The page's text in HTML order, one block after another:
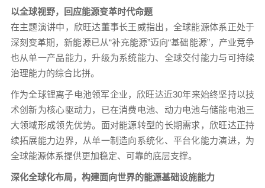
以全球视野，回应能源变革时代命题
在主题演讲中，欣旺达董事长王威指出，全球能源体系正处于
深刻变革期，新能源已从“补充能源”迈向“基础能源”，产业竞争
也从单一产品能力，升级为系统能力、全球交付能力与可持续
治理能力的综合比拼。
作为全球锂离子电池领军企业，欣旺达近30年来始终坚持以技
术创新为核心驱动力，已在消费电池、动力电池与储能电池三
大领域形成领先优势。面对能源转型的长期需求，欣旺达正持
续拓展能力边界，从单一制造向系统化、平台化能力演进，为
全球能源体系提供更加稳定、可靠的底层支撑。
深化全球化布局，构建面向世界的能源基础设施能力